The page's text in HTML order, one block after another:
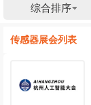
综合排序
传感器展会列表